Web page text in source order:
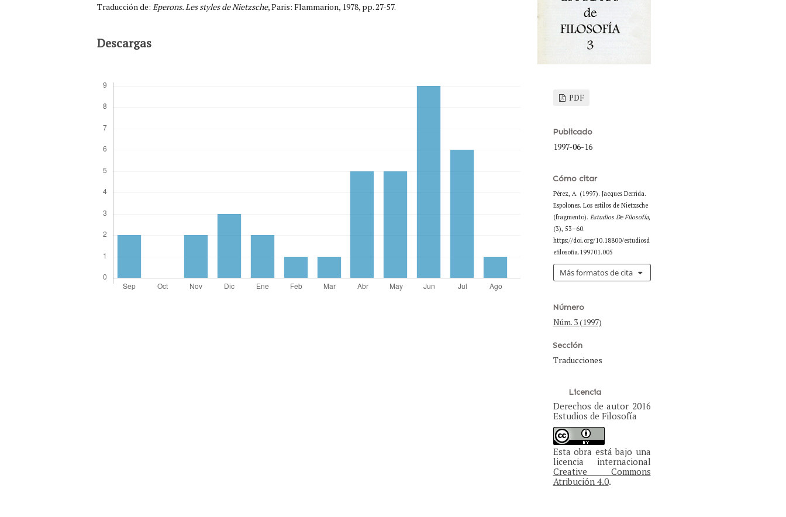
Traducción de: Eperons. Les styles de Nietzsche, Paris: Flammarion, 1978, pp. 27-57.
Descargas
PDF
Publicado
1997-06-16
Cómo citar
Pérez, A. (1997). Jacques Derrida.
Espolones. Los estilos de Nietzsche
(fragmento). Estudios De Filosofía,
(3), 53–60.
https://doi.org/10.18800/estudiosd
efilosofia.199701.005
Más formatos de cita
Número
Núm. 3 (1997)
Sección
Traducciones
Licencia
Derechos de autor 2016
Estudios de Filosofía
Esta obra está bajo una
licencia internacional
Creative Commons
Atribución 4.0.